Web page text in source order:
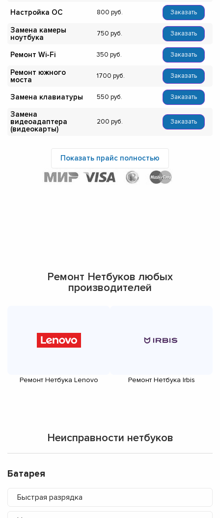
Настройка ОС 800 Заказать
Замена камеры
ноутбука
750 Заказать
Ремонт Wi-Fi 350 Заказать
Ремонт южного
моста
1700 Заказать
Замена клавиатуры 550 Заказать
Замена
видеоадаптера
(видеокарты)
200 Заказать
Показать прайс полностью
Ремонт Нетбуков любых
производителей
Ремонт Нетбука Lenovo Ремонт Нетбука Irbis
Неисправности нетбуков
Батарея
Быстрая разрядка